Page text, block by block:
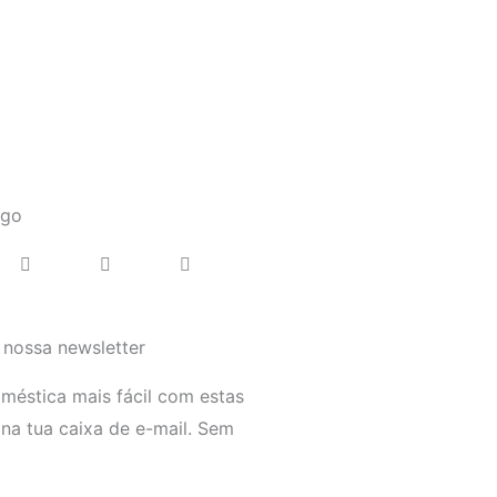
newsletter
mais fácil com estas
tua caixa de e-mail. Sem